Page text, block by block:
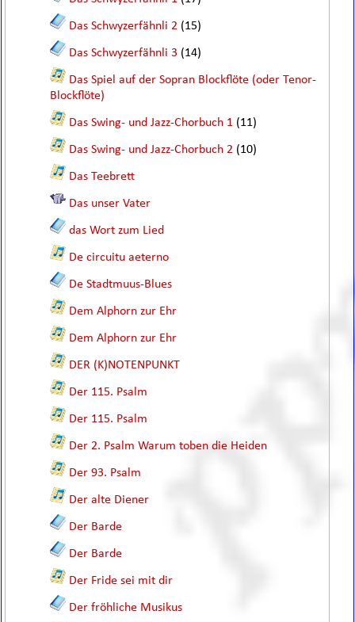
Das Schwyzerfähnli 2 (15)
Das Schwyzerfähnli 3 (14)
Das Spiel auf der Sopran Blockflöte (oder Tenor-
Blockflöte)
Das Swing- und Jazz-Chorbuch 1 (11)
Das Swing- und Jazz-Chorbuch 2 (10)
Das Teebrett
Das unser Vater
das Wort zum Lied
De circuitu aeterno
De Stadtmuus-Blues
Dem Alphorn zur Ehr
Dem Alphorn zur Ehr
DER (K)NOTENPUNKT
Der 115. Psalm
Der 115. Psalm
Der 2. Psalm Warum toben die Heiden
Der 93. Psalm
Der alte Diener
Der Barde
Der Barde
Der Fride sei mit dir
Der fröhliche Musikus